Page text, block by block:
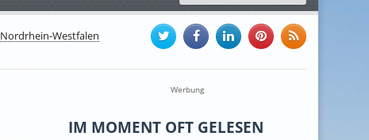
Nordrhein-Westfalen
Werbung
IM MOMENT OFT GELESEN